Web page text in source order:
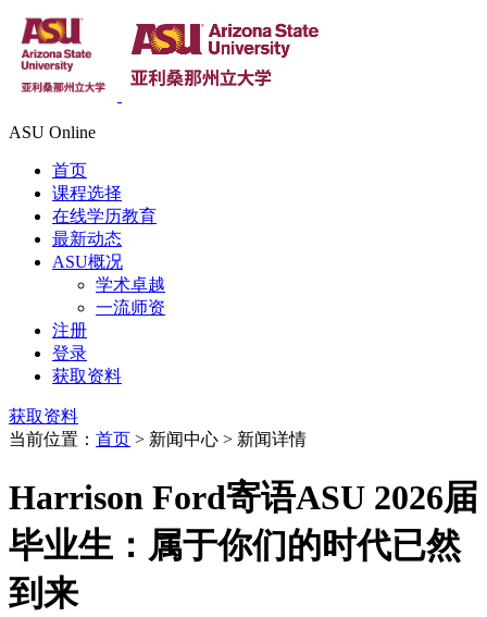
ASU Online
首页
课程选择
在线学历教育
最新动态
ASU概况
学术卓越
一流师资
注册
登录
获取资料
获取资料
当前位置： 首页 > 新闻中心 > 新闻详情
Harrison Ford寄语ASU 2026届
毕业生：属于你们的时代已然
到来